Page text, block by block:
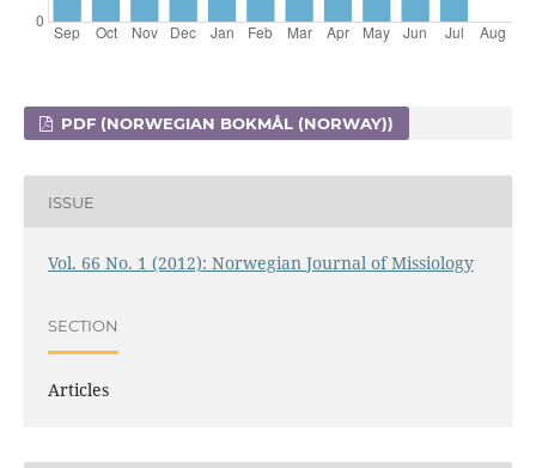
PDF (NORWEGIAN BOKMÅL (NORWAY))
ISSUE
Vol. 66 No. 1 (2012): Norwegian Journal of Missiology
SECTION
Articles